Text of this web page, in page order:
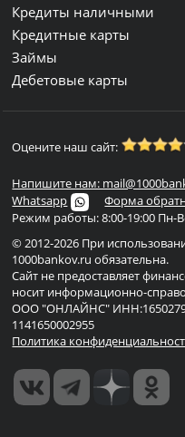
Кредиты наличными
Кредитные карты
Займы
Дебетовые карты
Оцените наш сайт:
Напишите нам:
Whatsapp
Форма
Режим работы: 8:00-19:00 Пн-
© 2012-2026 При
1000bankov.ru обязательна.
Сайт не предоставляет
носит информационно-
ООО "ОНЛАЙНС"
1141650002955
Политика